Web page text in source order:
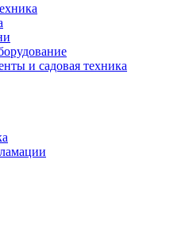
и садовая техника